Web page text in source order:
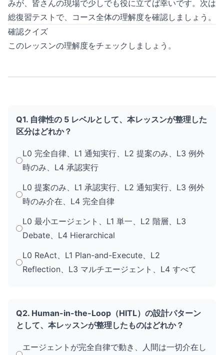
みが、皆さんの現場で少しでも役に立てば幸いです。次は
総復習テストで、コース全体の理解度を確認しましょう。
確認クイズ
このレッスンの理解度をチェックしましょう。
Q1. 自律性の 5 レベルとして、本レッスンが整理した
区分はどれか？
L0 完全自律、L1 通知実行、L2 提案のみ、L3 例外
時のみ、L4 承認実行
L0 提案のみ、L1 承認実行、L2 通知実行、L3 例外
時のみ介在、L4 完全自律
L0 最小エージェント、L1 単一、L2 階層、L3
Debate、L4 Hierarchical
L0 ReAct、L1 Plan-and-Execute、L2
Reflection、L3 マルチエージェント、L4 すべて
Q2. Human-in-the-Loop（HITL）の設計パターン
として、本レッスンが整理したものはどれか？
エージェントが完全自律で動き、人間は一切介在し